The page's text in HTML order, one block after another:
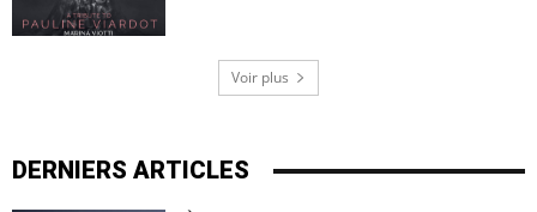
Voir plus
DERNIERS ARTICLES